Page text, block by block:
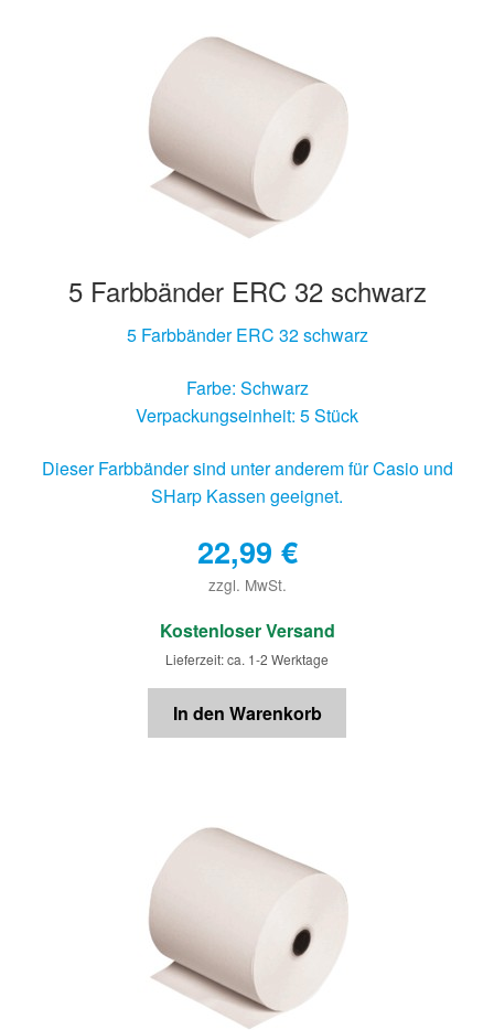
5 Farbbänder ERC 32 schwarz
5 Farbbänder ERC 32 schwarz
Farbe: Schwarz
Verpackungseinheit: 5 Stück
Dieser Farbbänder sind unter anderem für Casio und
SHarp Kassen geeignet.
22,99 €
zzgl. MwSt.
€
Kostenloser Versand
Lieferzeit: ca. 1-2 Werktage
In den Warenkorb